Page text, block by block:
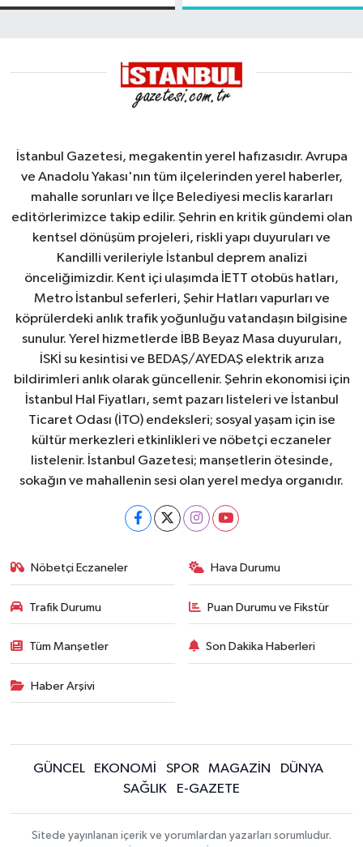
operasyonu
İstanbul Gazetesi, megakentin yerel hafızasıdır. Avrupa
ve Anadolu Yakası'nın tüm ilçelerinden yerel haberler,
mahalle sorunları ve İlçe Belediyesi meclis kararları
editörlerimizce takip edilir. Şehrin en kritik gündemi olan
kentsel dönüşüm projeleri, riskli yapı duyuruları ve
Kandilli verileriyle İstanbul deprem analizi
önceliğimizdir. Kent içi ulaşımda İETT otobüs hatları,
Metro İstanbul seferleri, Şehir Hatları vapurları ve
köprülerdeki anlık trafik yoğunluğu vatandaşın bilgisine
sunulur. Yerel hizmetlerde İBB Beyaz Masa duyuruları,
İSKİ su kesintisi ve BEDAŞ/AYEDAŞ elektrik arıza
bildirimleri anlık olarak güncellenir. Şehrin ekonomisi için
İstanbul Hal Fiyatları, semt pazarı listeleri ve İstanbul
Ticaret Odası (İTO) endeksleri; sosyal yaşam için ise
kültür merkezleri etkinlikleri ve nöbetçi eczaneler
listelenir. İstanbul Gazetesi; manşetlerin ötesinde,
sokağın ve mahallenin sesi olan yerel medya organıdır.
Nöbetçi Eczaneler Hava Durumu
Trafik Durumu Puan Durumu ve Fikstür
Tüm Manşetler Son Dakika Haberleri
Haber Arşivi
GÜNCEL EKONOMİ SPOR MAGAZİN
DÜNYA
SAĞLIK
E-GAZETE
Sitede yayınlanan içerik ve yorumlardan yazarları sorumludur.